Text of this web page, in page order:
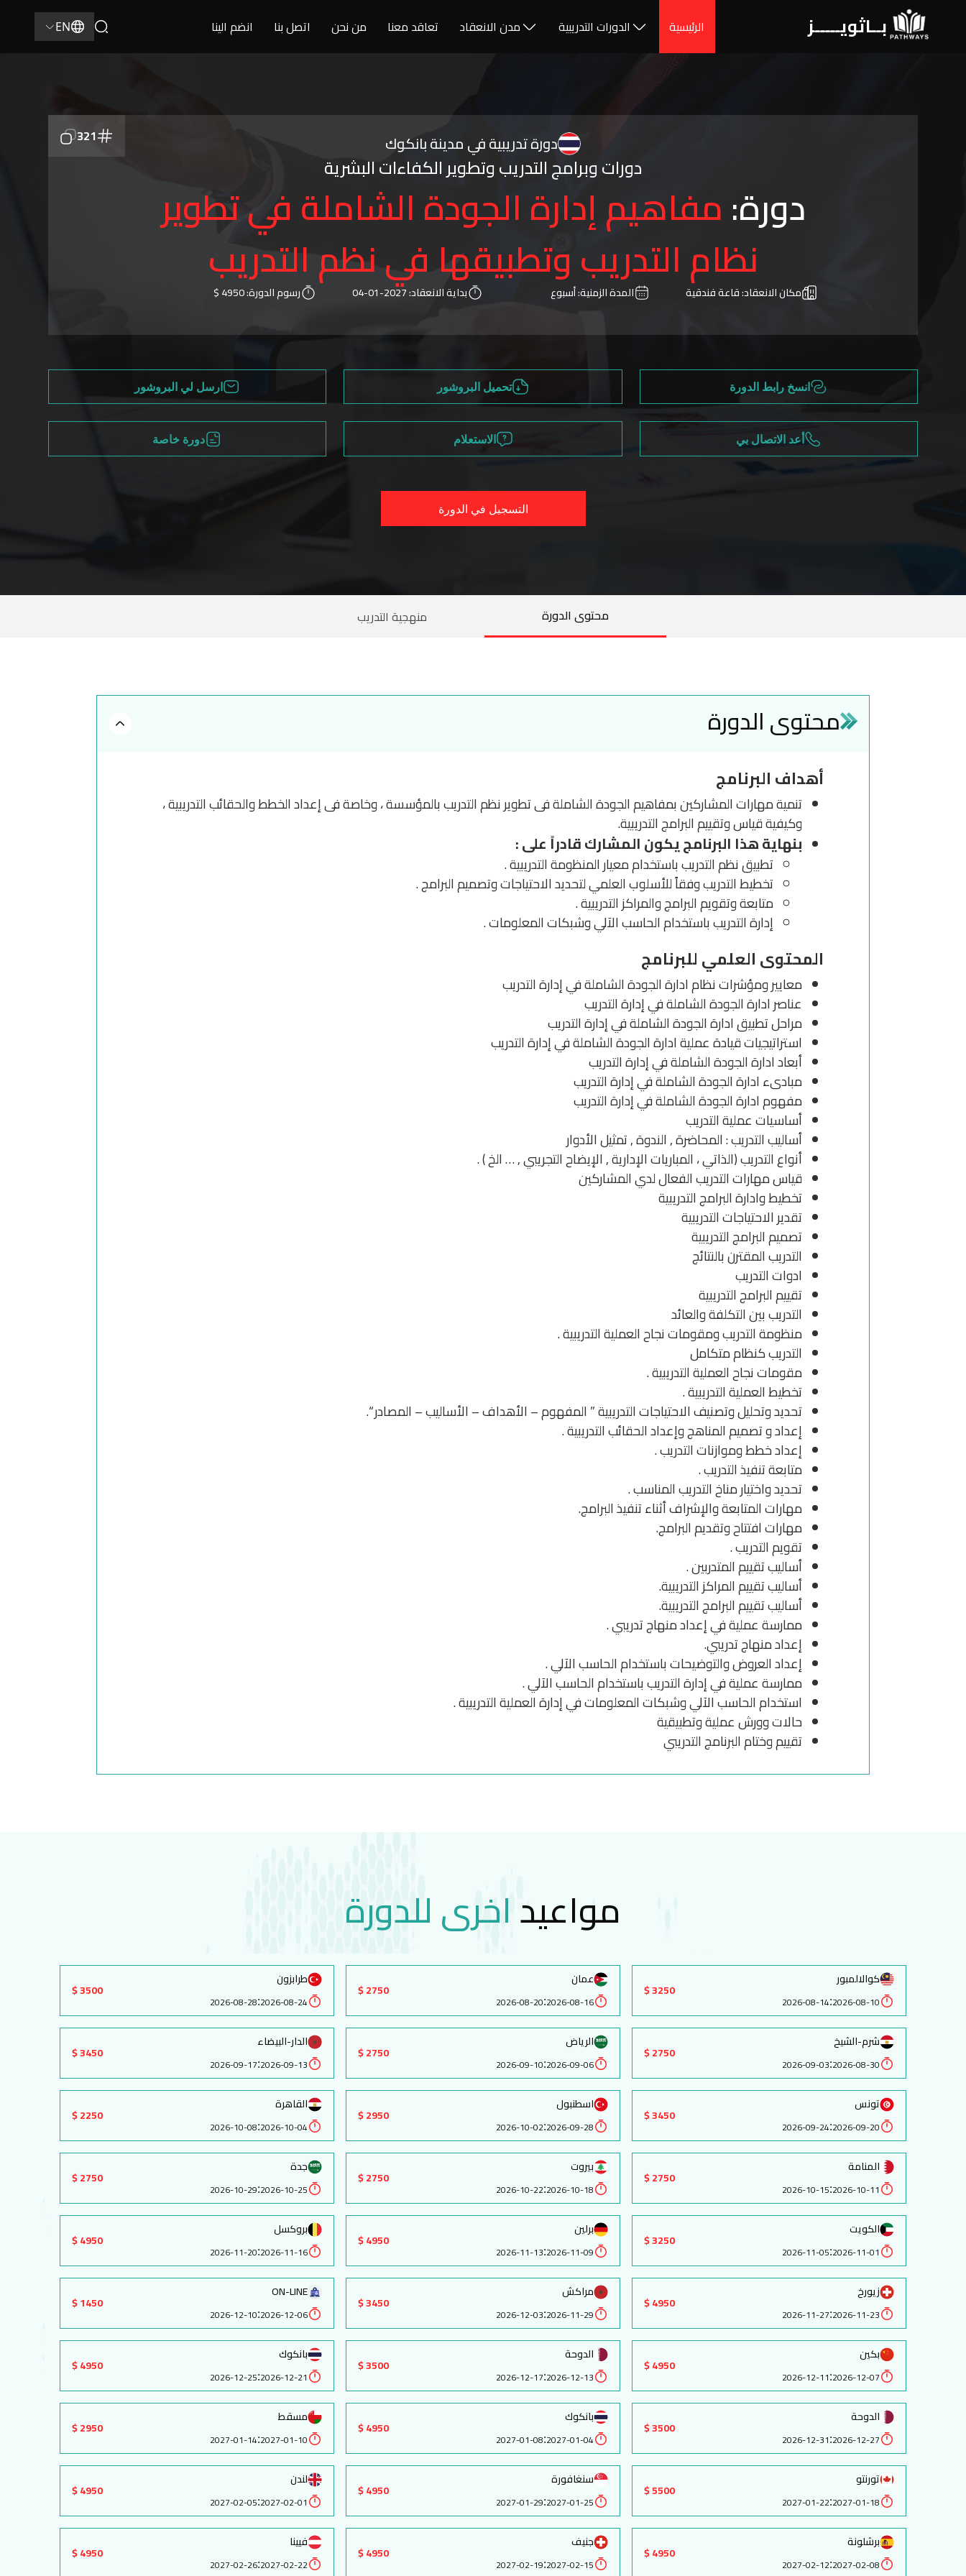
بــاثويـــــز الرئيسية الدورات التدريبية مدن الانعقاد تعاقد معنا من نحن اتصل بنا انضم الينا EN
321 دورة تدريبية في مدينة بانكوك
دورات وبرامج التدريب وتطوير الكفاءات البشرية
دورة:مفاهيم إدارة الجودة الشاملة في تطوير
نظام التدريب وتطبيقها في نظم التدريب
مكان الانعقاد:قاعة فندقية المدة الزمنية:أسبوع بداية الانعقاد:2027-01-04 رسوم الدورة:4950 $
انسخ رابط الدورة تحميل البروشور ارسل لي البروشور
أعد الاتصال بي الاستعلام دورة خاصة
التسجيل في الدورة
محتوى الدورة منهجية التدريب
محتوى الدورة
أهداف البرنامج
تنمية مهارات المشاركين بمفاهيم الجودة الشاملة فى تطوير نظم التدريب بالمؤسسة ، وخاصة فى إعداد الخطط والحقائب التدريبية ،
وكيفية قياس وتقييم البرامج التدريبية.
بنهاية هذا البرنامج يكون المشارك قادراً على :
تطبيق نظم التدريب باستخدام معيار المنظومة التدريبية .
تخطيط التدريب وفقاً للأسلوب العلمي لتحديد الاحتياجات وتصميم البرامج .
متابعة وتقويم البرامج والمراكز التدريبية .
إدارة التدريب باستخدام الحاسب الآلي وشبكات المعلومات .
المحتوى العلمي للبرنامج
معايير ومؤشرات نظام ادارة الجودة الشاملة في إدارة التدريب
عناصر ادارة الجودة الشاملة في إدارة التدريب
مراحل تطبيق ادارة الجودة الشاملة في إدارة التدريب
استراتيجيات قيادة عملية ادارة الجودة الشاملة في إدارة التدريب
أبعاد ادارة الجودة الشاملة في إدارة التدريب
مبادىء ادارة الجودة الشاملة في إدارة التدريب
مفهوم ادارة الجودة الشاملة في إدارة التدريب
أساسيات عملية التدريب
أساليب التدريب : المحاضرة , الندوة , تمثيل الأدوار
أنواع التدريب (الذاتي ، المباريات الإدارية , الإيضاح التجريبي , … الخ ) .
قياس مهارات التدريب الفعال لدي المشاركين
تخطيط وادارة البرامج التدريبية
تقدير الاحتياجات التدريبية
تصميم البرامج التدريبية
التدريب المقترن بالنتائج
ادوات التدريب
تقييم البرامج التدريبية
التدريب بين التكلفة والعائد
منظومة التدريب ومقومات نجاح العملية التدريبية .
التدريب كنظام متكامل
مقومات نجاح العملية التدريبية .
تخطيط العملية التدريبية .
تحديد وتحليل وتصنيف الاحتياجات التدريبية ” المفهوم – الأهداف – الأساليب – المصادر “.
إعداد و تصميم المناهج وإعداد الحقائب التدريبية .
إعداد خطط وموازنات التدريب .
متابعة تنفيذ التدريب .
تحديد واختيار مناخ التدريب المناسب .
مهارات المتابعة والإشراف أثناء تنفيذ البرامج.
مهارات افتتاح وتقديم البرامج.
تقويم التدريب .
أساليب تقييم المتدربين .
أساليب تقييم المراكز التدريبية.
أساليب تقييم البرامج التدريبية.
ممارسة عملية في إعداد منهاج تدريبي .
إعداد منهاج تدريبي.
إعداد العروض والتوضيحات باستخدام الحاسب الآلي .
ممارسة عملية في إدارة التدريب باستخدام الحاسب الآلي .
استخدام الحاسب الآلي وشبكات المعلومات في إدارة العملية التدريبية .
حالات وورش عملية وتطبيقية
تقييم وختام البرنامج التدريبي
مواعيداخرى للدورة
كوالالمبور
2026-08-10
:
2026-08-14
3250 $
عمان
2026-08-16
:
2026-08-20
2750 $
طرابزون
2026-08-24
:
2026-08-28
3500 $
شرم-الشيخ
2026-08-30
:
2026-09-03
2750 $
الرياض
2026-09-06
:
2026-09-10
2750 $
الدار-البيضاء
2026-09-13
:
2026-09-17
3450 $
تونس
2026-09-20
:
2026-09-24
3450 $
اسطنبول
2026-09-28
:
2026-10-02
2950 $
القاهرة
2026-10-04
:
2026-10-08
2250 $
المنامة
2026-10-11
:
2026-10-15
2750 $
بيروت
2026-10-18
:
2026-10-22
2750 $
جدة
2026-10-25
:
2026-10-29
2750 $
الكويت
2026-11-01
:
2026-11-05
3250 $
برلين
2026-11-09
:
2026-11-13
4950 $
بروكسل
2026-11-16
:
2026-11-20
4950 $
زيورخ
2026-11-23
:
2026-11-27
4950 $
مراكش
2026-11-29
:
2026-12-03
3450 $
ON-LINE
2026-12-06
:
2026-12-10
1450 $
بكين
2026-12-07
:
2026-12-11
4950 $
الدوحة
2026-12-13
:
2026-12-17
3500 $
بانكوك
2026-12-21
:
2026-12-25
4950 $
الدوحة
2026-12-27
:
2026-12-31
3500 $
بانكوك
2027-01-04
:
2027-01-08
4950 $
مسقط
2027-01-10
:
2027-01-14
2950 $
تورنتو
2027-01-18
:
2027-01-22
5500 $
سنغافورة
2027-01-25
:
2027-01-29
4950 $
لندن
2027-02-01
:
2027-02-05
4950 $
برشلونة
2027-02-08
:
2027-02-12
4950 $
جنيف
2027-02-15
:
2027-02-19
4950 $
فيينا
2027-02-22
:
2027-02-26
4950 $